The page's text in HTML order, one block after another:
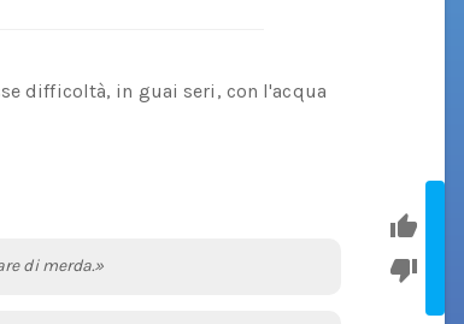
difficoltà, in guai seri, con l'acqua
di merda.»